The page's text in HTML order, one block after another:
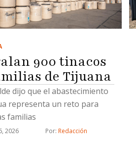
900 tinacos
de Tijuana
dijo que el abastecimiento
representa un reto para
familias
2026 Por: Redacción